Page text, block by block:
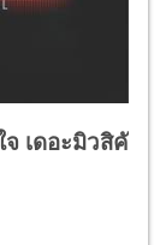
จ เดอะมิวสิคั